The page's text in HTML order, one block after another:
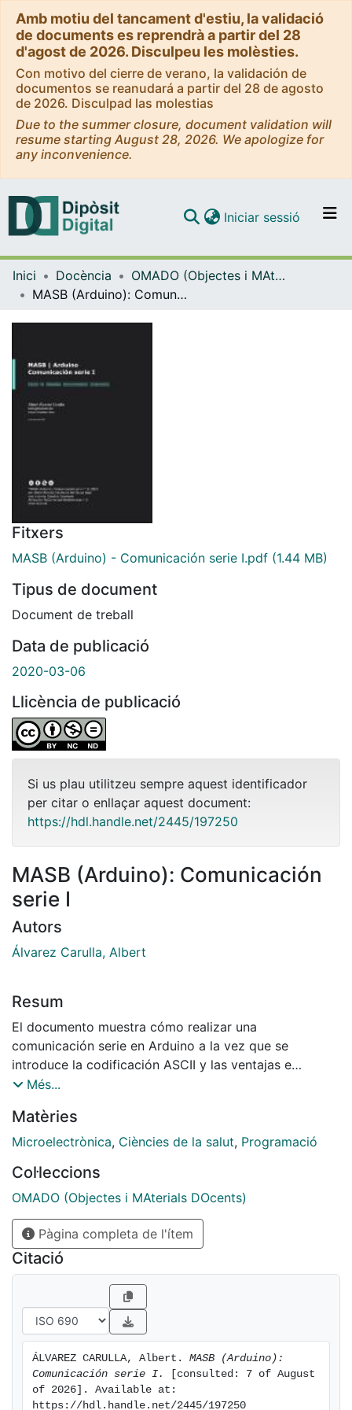
Amb motiu del tancament d'estiu, la validació
de documents es reprendrà a partir del 28
d'agost de 2026. Disculpeu les molèsties.
Con motivo del cierre de verano, la validación de
documentos se reanudará a partir del 28 de agosto
de 2026. Disculpad las molestias
Due to the summer closure, document validation will
resume starting August 28, 2026. We apologize for
any inconvenience.
Navega per tot el DD
Iniciar sessió (current)
Inici Docència
OMADO (Objectes i MAterials DOcents)
MASB (Arduino): Comunicación serie I
Fitxers
MASB (Arduino) - Comunicación serie I.pdf (1.44 MB)
Tipus de document
Document de treball
Data de publicació
2020-03-06
Llicència de publicació
Si us plau utilitzeu sempre aquest identificador
per citar o enllaçar aquest document:
https://hdl.handle.net/2445/197250
MASB (Arduino): Comunicación
serie I
Autors
Álvarez Carulla, Albert
Resum
El documento muestra cómo realizar una
comunicación serie en Arduino a la vez que se
introduce la codificación ASCII y las ventajas e
inconvenientes asociados a dicha codificación.
Més...
Matèries
Microelectrònica, Ciències de la salut, Programació
Col·leccions
OMADO (Objectes i MAterials DOcents)
Pàgina completa de l'ítem
Citació
ÁLVAREZ CARULLA, Albert. MASB (Arduino):
Comunicación serie I.
[consulted: 7 of August
of 2026]. Available at:
https://hdl.handle.net/2445/197250